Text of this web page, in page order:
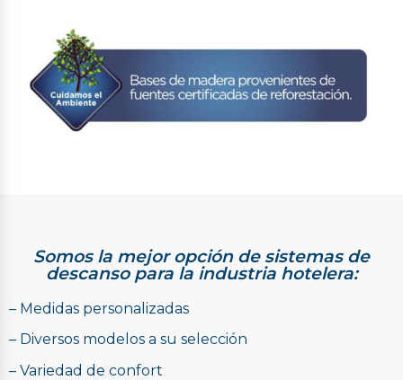
Somos la mejor opción de sistemas de
descanso para la industria hotelera:
– Medidas personalizadas
– Diversos modelos a su selección
– Variedad de confort